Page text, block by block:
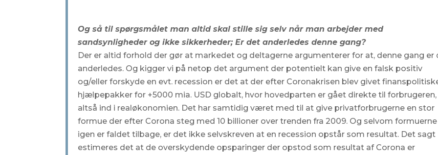
Og så til spørgsmålet man altid skal stille sig selv når man arbejder med
sandsynligheder og ikke sikkerheder; Er det anderledes denne gang?
Der er altid forhold der gør at markedet og deltagerne argumenterer for at, denne gang er
anderledes. Og kigger vi på netop det argument der potentielt kan give en falsk positiv
og/eller forskyde en evt. recession er det at der efter Coronakrisen blev givet
hjælpepakker for +5000 mia. USD globalt, hvor hovedparten er gået direkte til forbrugeren,
altså ind i realøkonomien. Det har samtidig været med til at give privatforbrugerne en stor
formue der efter Corona steg med 10 billioner over trenden fra 2009. Og selvom formuerne
igen er faldet tilbage, er det ikke selvskreven at en recession opstår som resultat. Det sagt
estimeres det at de overskydende opsparinger der opstod som resultat af Corona er